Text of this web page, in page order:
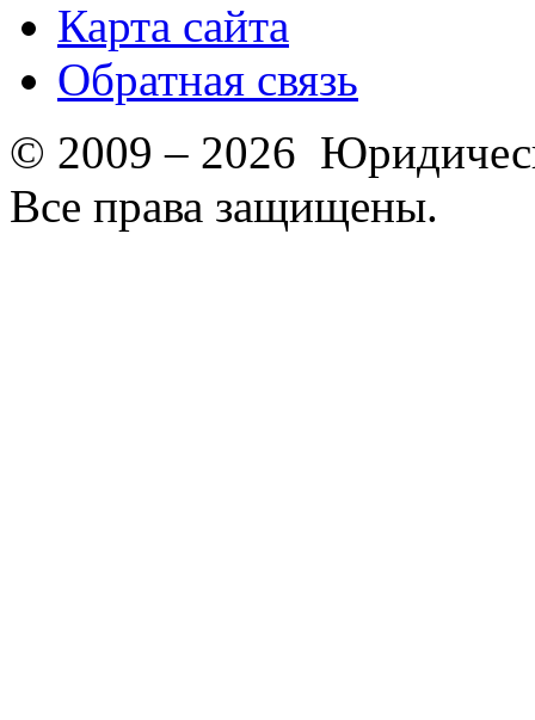
Карта сайта
Обратная связь
© 2009 – 2026
Все права защищены.